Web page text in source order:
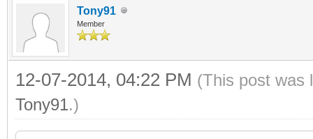
Tony91
Member
12-07-2014, 04:22 PM (This post was
Tony91.)